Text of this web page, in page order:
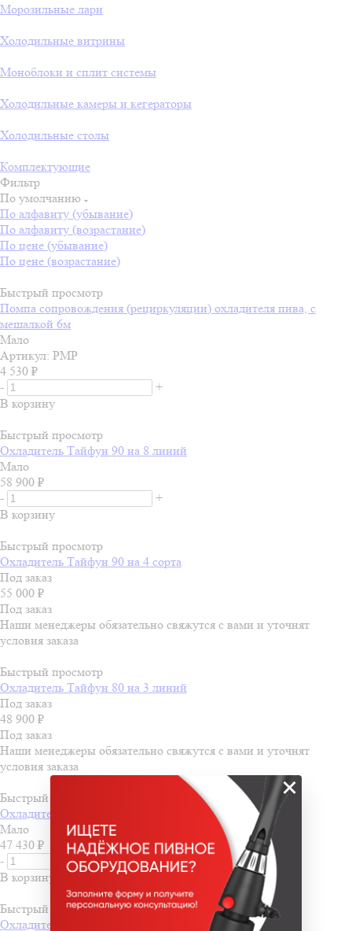
Морозильные лари
Холодильные витрины
Моноблоки и сплит системы
Холодильные камеры и кегераторы
Холодильные столы
Комплектующие
Фильтр
По умолчанию
По алфавиту (убывание)
По алфавиту (возрастание)
По цене (убывание)
По цене (возрастание)
Быстрый просмотр
Помпа сопровождения (рециркуляции) охладителя пива, с
мешалкой 6м
Мало
Артикул: PMP
4 530 ₽
-
+
В корзину
Быстрый просмотр
Охладитель Тайфун 90 на 8 линий
Мало
58 900 ₽
-
+
В корзину
Быстрый просмотр
Охладитель Тайфун 90 на 4 сорта
Под заказ
55 000 ₽
Под заказ
Наши менеджеры обязательно свяжутся с вами и уточнят
условия заказа
Быстрый просмотр
Охладитель Тайфун 80 на 3 линий
Под заказ
48 900 ₽
Под заказ
Наши менеджеры обязательно свяжутся с вами и уточнят
условия заказа
Быстрый просмотр
Охладитель BR-М на 4 линии ACC
Мало
47 430 ₽
-
+
В корзину
Быстрый просмотр
Охладитель BR-S на 4 линии ACC
×